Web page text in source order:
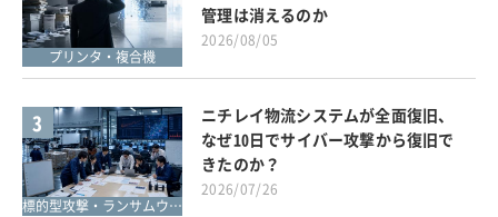
プリンタ・複合機
管理は消えるのか
2026/08/05
3
標的型攻撃・ランサムウェア対策
ニチレイ物流システムが全面復旧、
なぜ10日でサイバー攻撃から復旧で
きたのか？
2026/07/26